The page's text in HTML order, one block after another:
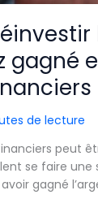
gagné
de lecture
peut
se faire une
gagné